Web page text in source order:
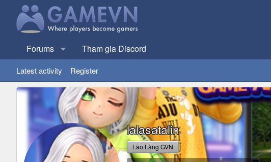
Forums Tham gia Discord
Latest activity Register
lalasatalin
Lão Làng GVN